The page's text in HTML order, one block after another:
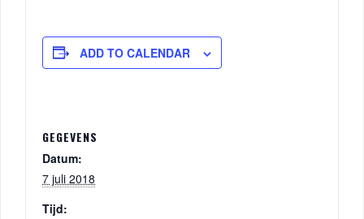
ADD TO CALENDAR
GEGEVENS
Datum:
7 juli 2018
Tijd: